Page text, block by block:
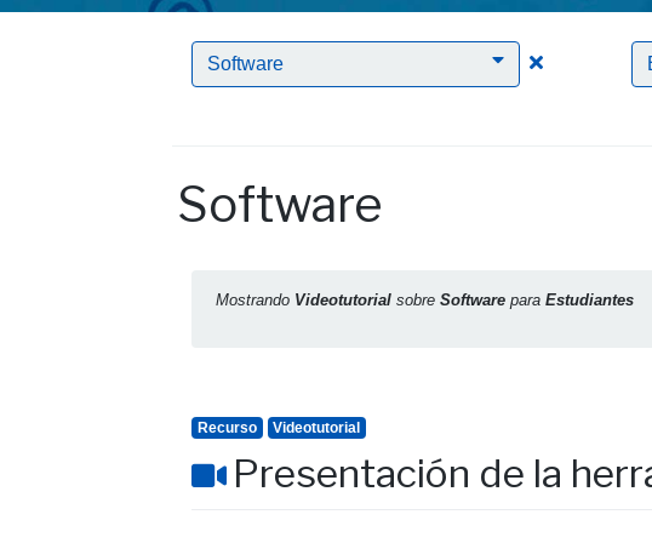
Software Clic para
Software
Mostrando Videotutorial sobre Software para Estudiantes
Recurso Videotutorial
Presentación de la